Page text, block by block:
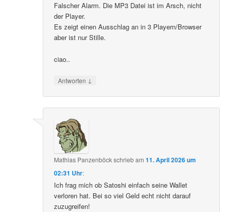
Falscher Alarm. Die MP3 Datei ist im Arsch, nicht
der Player.
Es zeigt einen Ausschlag an in 3 Playern/Browser
aber ist nur Stille.
ciao..
Antworten ↓
Mathias Panzenböckschriebam11. April 2026 um
02:31 Uhr:
Ich frag mich ob Satoshi einfach seine Wallet
verloren hat. Bei so viel Geld echt nicht darauf
zuzugreifen!